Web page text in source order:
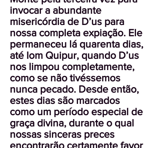
invocar a abundante
misericórdia de D’us para
nossa completa expiação. Ele
permaneceu lá quarenta dias,
até Iom Quipur, quando D’us
nos limpou completamente,
como se não tivéssemos
nunca pecado. Desde então,
estes dias são marcados
como um período especial de
graça divina, durante o qual
nossas sinceras preces
encontrarão certamente favor